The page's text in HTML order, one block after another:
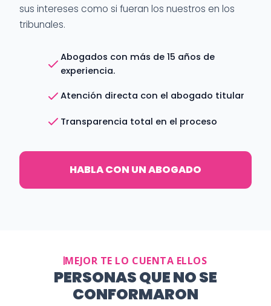
sus intereses como si fueran los nuestros en los
tribunales.
Abogados con más de 15 años de
experiencia.
Atención directa con el abogado titular
Transparencia total en el proceso
HABLA CON UN ABOGADO
MEJOR TE LO CUENTA ELLOS
PERSONAS QUE NO SE
CONFORMARON